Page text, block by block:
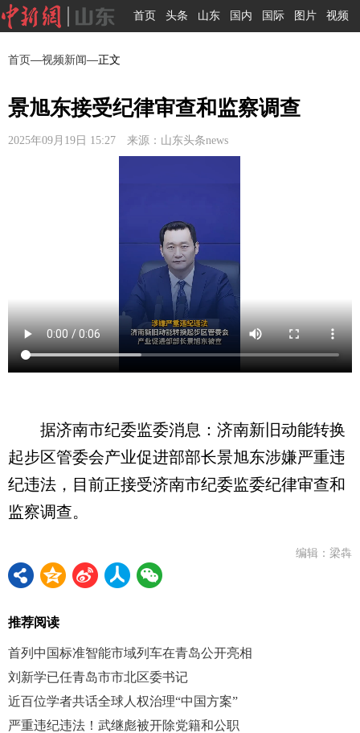
首页 头条 山东 国内 国际 图片 视频
首页—视频新闻—正文
景旭东接受纪律审查和监察调查
2025年09月19日 15:27 来源：山东头条news
据济南市纪委监委消息：济南新旧动能转换
起步区管委会产业促进部部长景旭东涉嫌严重违
纪违法，目前正接受济南市纪委监委纪律审查和
监察调查。
编辑：梁犇
推荐阅读
首列中国标准智能市域列车在青岛公开亮相
刘新学已任青岛市市北区委书记
近百位学者共话全球人权治理“中国方案”
严重违纪违法！武继彪被开除党籍和公职